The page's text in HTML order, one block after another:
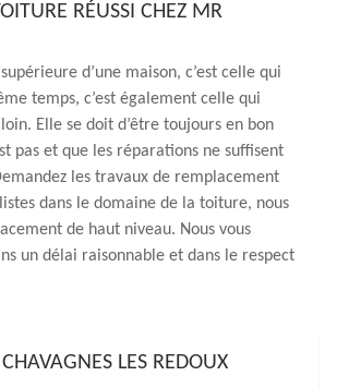
RÉUSSI CHEZ MR
d’une maison, c’est celle qui
temps, c’est également celle qui
Elle se doit d’être toujours en bon
pas et que les réparations ne suffisent
les travaux de remplacement
dans le domaine de la toiture, nous
de haut niveau. Nous vous
un délai raisonnable et dans le respect
LES REDOUX